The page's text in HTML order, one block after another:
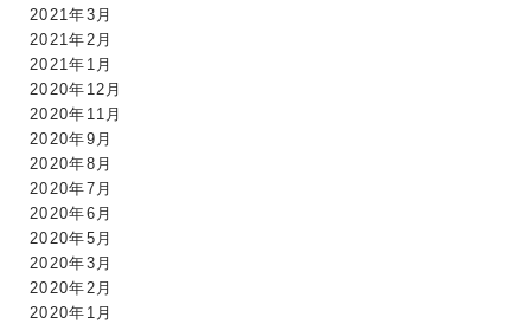
2021年3月
2021年2月
2021年1月
2020年12月
2020年11月
2020年9月
2020年8月
2020年7月
2020年6月
2020年5月
2020年3月
2020年2月
2020年1月